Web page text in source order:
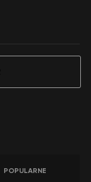
POPULARNE